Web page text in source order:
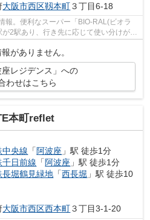
大阪市西区靱本町３丁目6-18
報。便利なスーパー「BIO-RAL(ビオラ
2駅あり、行き先に応じて使い分けがで
がありません。
座レジデンス」への
わせはこちら
本町reflet
中央線 「 阿波座 」駅 徒歩1分
千日前線 「 阿波座 」駅 徒歩1分
長堀鶴見緑地 「西長堀 」駅 徒歩10
大阪市西区西本町３丁目3-1-20